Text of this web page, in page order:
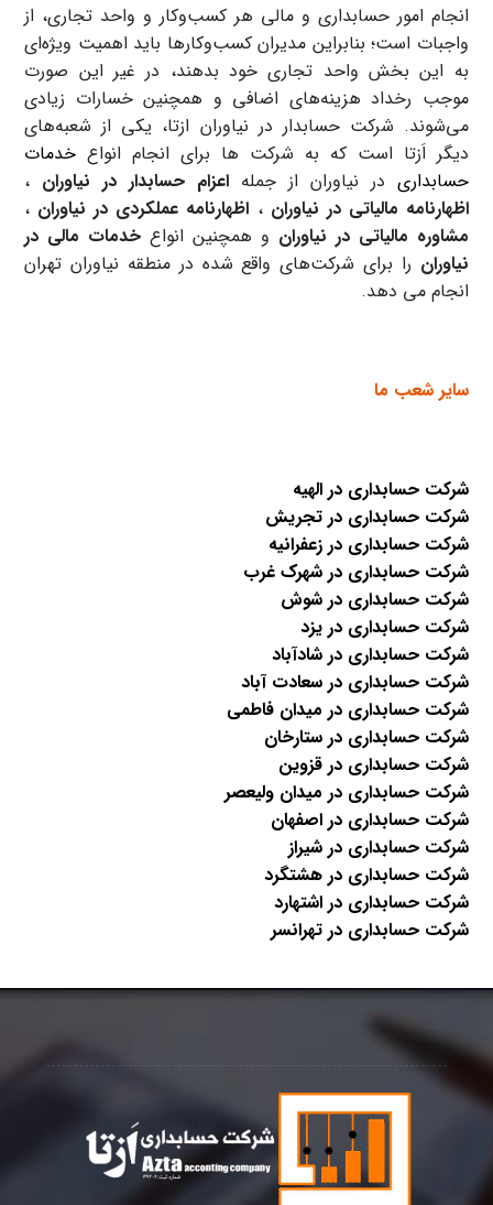
انجام امور حسابداری و مالی هر کسب‌وکار و واحد تجاری، از
واجبات است؛ بنابراین مدیران کسب‌وکارها باید اهمیت ویژه‌ای
به این بخش واحد تجاری خود بدهند، در غیر این صورت
موجب رخداد هزینه‌های اضافی و همچنین خسارات زیادی
می‌شوند. شرکت حسابدار در نیاوران ازتا، یکی از شعبه‌های
دیگر اَزتا است که به شرکت ها برای انجام انواع خدمات
حسابداری در نیاوران از جمله اعزام حسابدار در نیاوران ،
اظهارنامه مالیاتی در نیاوران ، اظهارنامه عملکردی در نیاوران ،
مشاوره مالیاتی در نیاوران و همچنین انواع خدمات مالی در
نیاوران را برای شرکت‌های واقع شده در منطقه نیاوران تهران
انجام می دهد.
سایر شعب ما
شرکت حسابداری در الهیه
شرکت حسابداری در تجریش
شرکت حسابداری در زعفرانیه
شرکت حسابداری در شهرک غرب
شرکت حسابداری در شوش
شرکت حسابداری در یزد
شرکت حسابداری در شادآباد
شرکت حسابداری در سعادت آباد
شرکت حسابداری در میدان فاطمی
شرکت حسابداری در ستارخان
شرکت حسابداری در قزوین
شرکت حسابداری در میدان ولیعصر
شرکت حسابداری در اصفهان
شرکت حسابداری در شيراز
شرکت حسابداری در هشتگرد
شرکت حسابداری در اشتهارد
شرکت حسابداری در تهرانسر